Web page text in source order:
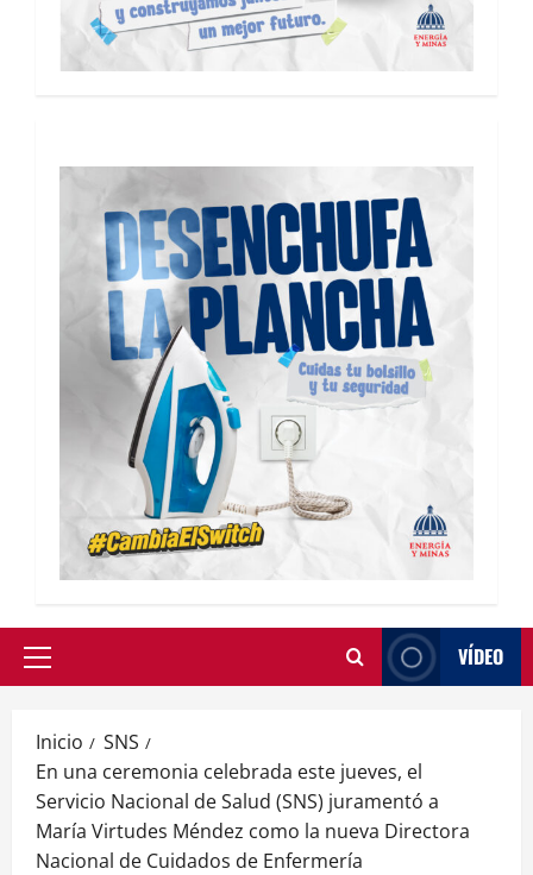
VÍDEO
Inicio
SNS
En una ceremonia celebrada este jueves, el
Servicio Nacional de Salud (SNS) juramentó a
María Virtudes Méndez como la nueva Directora
Nacional de Cuidados de Enfermería